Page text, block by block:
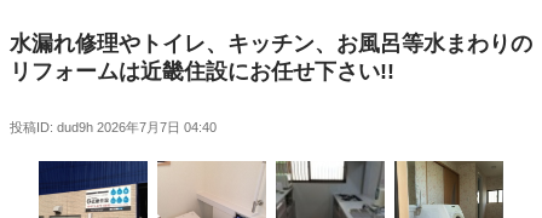
水漏れ修理やトイレ、キッチン、お風呂等水まわりの
リフォームは近畿住設にお任せ下さい!!
投稿ID: dud9h 2026年7月7日 04:40